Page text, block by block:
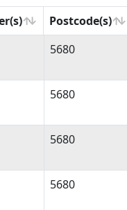
Postcode(s)
Postcode(s)
5680
5680
5680
5680